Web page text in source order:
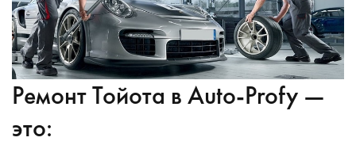
Ремонт Тойота в Auto-Profy —
это: